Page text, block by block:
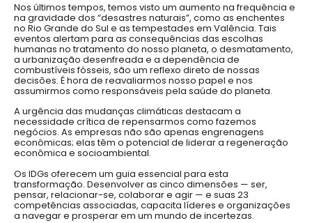
Nos últimos tempos, temos visto um aumento na frequência e
na gravidade dos “desastres naturais”, como as enchentes
no Rio Grande do Sul e as tempestades em Valência. Tais
eventos alertam para as consequências das escolhas
humanas no tratamento do nosso planeta, o desmatamento,
a urbanização desenfreada e a dependência de
combustíveis fósseis, são um reflexo direto de nossas
decisões. É hora de reavaliarmos nosso papel e nos
assumirmos como responsáveis pela saúde do planeta.
A urgência das mudanças climáticas destacam a
necessidade crítica de repensarmos como fazemos
negócios. As empresas não são apenas engrenagens
econômicas; elas têm o potencial de liderar a regeneração
econômica e socioambiental.
Os IDGs oferecem um guia essencial para esta
transformação. Desenvolver as cinco dimensões — ser,
pensar, relacionar-se, colaborar e agir — e suas 23
competências associadas, capacita líderes e organizações
a navegar e prosperar em um mundo de incertezas.